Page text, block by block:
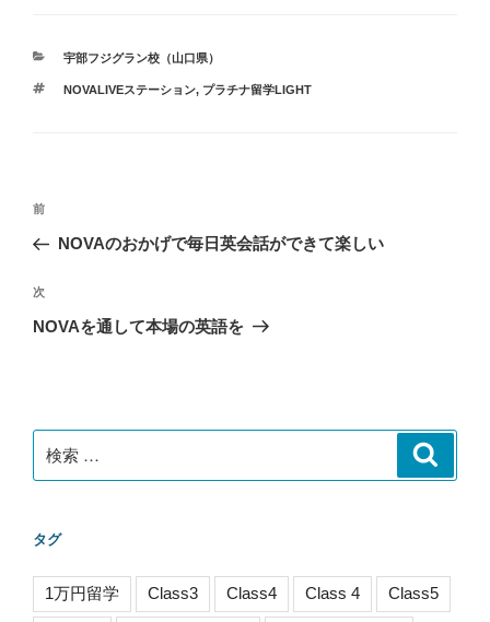
カ
ゴ
宇部フジグラン校（山口県）
タ
NOVALIVEステーション, プラチナ留学LIGHT
投
ナ
ビ
ゲ
ン
過
去
投
前
NOVAのおかげで毎日英会話ができて楽しい
次
の
次
NOVAを通して本場の英語を
索:
タグ
1万円留学 Class3 Class4 Class 4 Class5